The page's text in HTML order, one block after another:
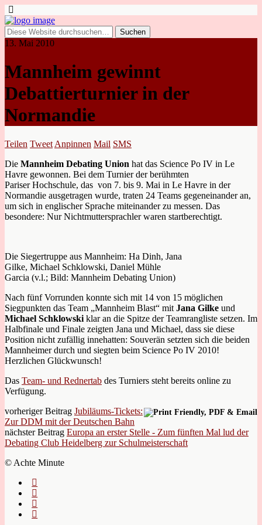
13. Mai 2010
Mannheim gewinnt
Debattierturnier in der
Normandie
Teilen Tweet Anpinnen Mail SMS
Die Mannheim Debating Union hat das Science Po IV in Le
Havre gewonnen. Bei dem Turnier der berühmten
Pariser Hochschule, das von 7. bis 9. Mai in Le Havre in der
Normandie ausgetragen wurde, traten 24 Teams gegeneinander an,
um sich in englischer Sprache miteinander zu messen. Das
besondere: Nur Nichtmuttersprachler waren startberechtigt.
Die Siegertruppe aus Mannheim: Ha Dinh, Jana
Gilke, Michael Schklowski, Daniel Mühle
Garcia (v.l.; Bild: Mannheim Debating Union)
Nach fünf Vorrunden konnte sich mit 14 von 15 möglichen
Siegpunkten das Team „Mannheim Blast“ mit Jana Gilke und
Michael Schklowski klar an die Spitze der Teamrangliste setzen. Im
Halbfinale und Finale zeigten Jana und Michael, dass sie diese
Position nicht zufällig innehatten: Souverän setzten sich die beiden
Mannheimer durch und siegten beim Science Po IV 2010!
Herzlichen Glückwunsch!
Das Team- und Rednertab des Turniers steht bereits online zu
Verfügung.
vorheriger Beitrag Jubiläums-Tickets:
Zur DDM mit der Deutschen Bahn
nächster Beitrag Europa an erster Stelle - Zum fünften Mal lud der
Debating Club Heidelberg zur Schulmeisterschaft
© Achte Minute